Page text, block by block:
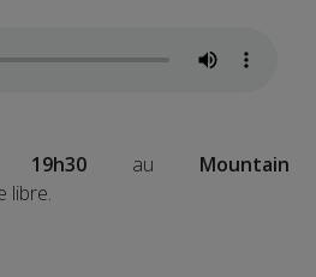
19h30au Mountain
libre.